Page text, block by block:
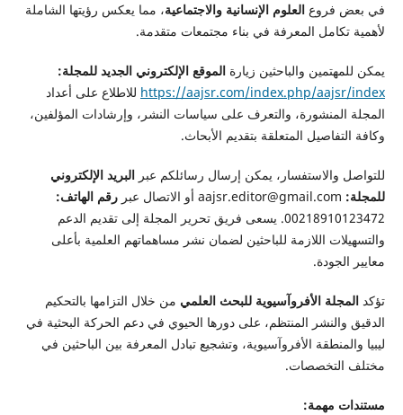
في بعض فروع العلوم الإنسانية والاجتماعية، مما يعكس رؤيتها الشاملة
لأهمية تكامل المعرفة في بناء مجتمعات متقدمة.
يمكن للمهتمين والباحثين زيارة الموقع الإلكتروني الجديد للمجلة:
https://aajsr.com/index.php/aajsr/index للاطلاع على أعداد
المجلة المنشورة، والتعرف على سياسات النشر، وإرشادات المؤلفين،
وكافة التفاصيل المتعلقة بتقديم الأبحاث.
للتواصل والاستفسار، يمكن إرسال رسائلكم عبر البريد الإلكتروني
للمجلة:
رقم الهاتف:
00218910123472. يسعى فريق تحرير المجلة إلى تقديم الدعم
والتسهيلات اللازمة للباحثين لضمان نشر مساهماتهم العلمية بأعلى
معايير الجودة.
تؤكد المجلة الأفروآسيوية للبحث العلمي من خلال التزامها بالتحكيم
الدقيق والنشر المنتظم، على دورها الحيوي في دعم الحركة البحثية في
ليبيا والمنطقة الأفروآسيوية، وتشجيع تبادل المعرفة بين الباحثين في
مختلف التخصصات.
مستندات مهمة: